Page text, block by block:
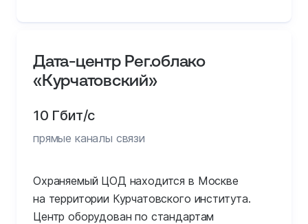
Дата-центр Рег.облако
«Курчатовский»
10 Гбит/с
прямые каналы связи
Охраняемый ЦОД находится в Москве
на территории Курчатовского института.
Центр оборудован по стандартам